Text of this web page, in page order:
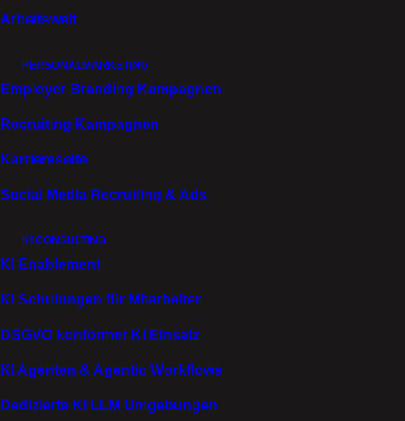
Arbeitswelt
PERSONALMARKETING
Employer Branding Kampagnen
Recruiting Kampagnen
Karriereseite
Social Media Recruiting & Ads
KI CONSULTING
KI Enablement
KI Schulungen für Mitarbeiter
DSGVO konformer KI Einsatz
KI Agenten & Agentic Workflows
Dedizierte KI LLM Umgebungen
Werte, Bindung und Identifikation, als wären das
strategische Begriffe für PPT-Folien. In Wahrheit sind
komplizierte, oft hoch emotionale Beziehungsfragen.
Mit kaum jemandem verbringen Menschen so viel
bewusste Zeit wie mit ihren Arbeitskollegen. Wer
aushält und kleine Siege feiert, baut Nähe auf. Man
KPI. Man spürt, wer unter Druck ruhig bleibt, wer
Verantwortung übernimmt, wer Energie gibt und wer